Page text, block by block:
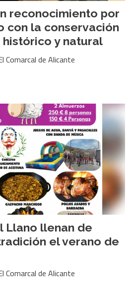
reconocimiento por
con la conservación
y natural
Comarcal de Alicante
Llano llenan de
el verano de
Comarcal de Alicante